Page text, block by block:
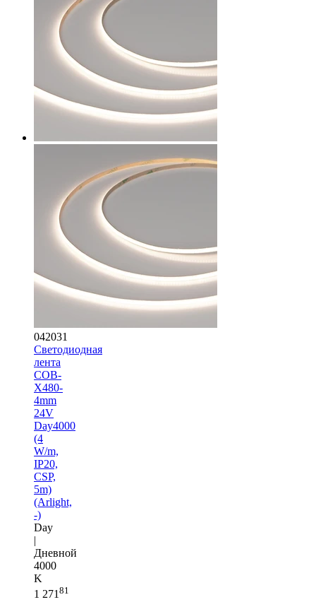
042031
Светодиодная
лента
COB-
X480-
4mm
24V
Day4000
(4
W/m,
IP20,
CSP,
5m)
(Arlight,
-)
Day
|
Дневной
4000
K
1 271 81